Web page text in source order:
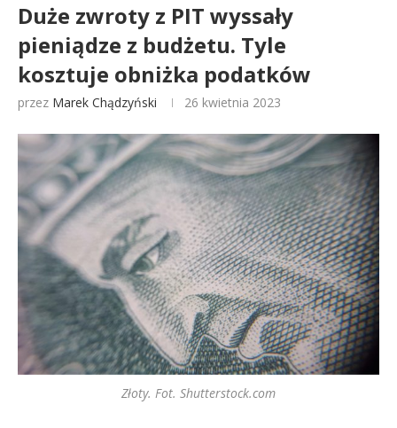
Duże zwroty z PIT wyssały
pieniądze z budżetu. Tyle
kosztuje obniżka podatków
przez Marek Chądzyński 26 kwietnia 2023
Złoty. Fot. Shutterstock.com